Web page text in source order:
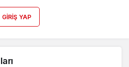
GIRIŞ YAP